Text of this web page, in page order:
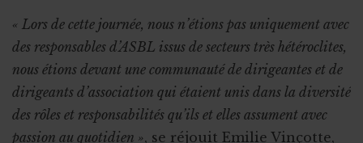
« Lors de cette journée, nous n’étions pas uniquement avec
des responsables d’ASBL issus de secteurs très hétéroclites,
nous étions devant une communauté de dirigeantes et de
dirigeants d’association qui étaient unis dans la diversité
des rôles et responsabilités qu’ils et elles assument avec
passion au quotidien », se réjouit Emilie Vinçotte,